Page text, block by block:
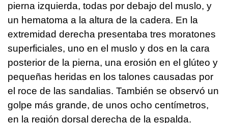
pierna izquierda, todas por debajo del muslo, y
un hematoma a la altura de la cadera. En la
extremidad derecha presentaba tres moratones
superficiales, uno en el muslo y dos en la cara
posterior de la pierna, una erosión en el glúteo y
pequeñas heridas en los talones causadas por
el roce de las sandalias. También se observó un
golpe más grande, de unos ocho centímetros,
en la región dorsal derecha de la espalda.